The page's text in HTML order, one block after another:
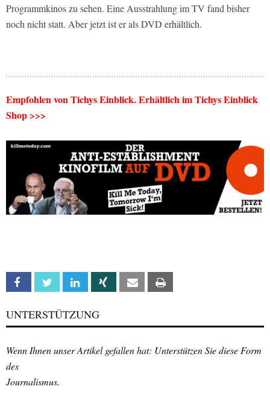
Programmkinos zu sehen. Eine Ausstrahlung im TV fand bisher
noch nicht statt. Aber jetzt ist er als DVD erhältlich.
Empfohlen von Tichys Einblick. Erhältlich im Tichys Einblick
Shop >>>
Facebook Twitter Linkedin Xing Email
UNTERSTÜTZUNG
Wenn Ihnen unser Artikel gefallen hat: Unterstützen Sie diese Form
des
Journalismus.